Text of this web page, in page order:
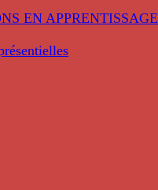
EN APPRENTISSAGE